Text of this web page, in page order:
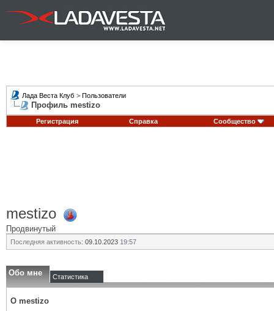
Лада Веста Клуб > Пользователи
Профиль mestizo
Регистрация Справка Сообщество
mestizo
Продвинутый
Последняя активность: 09.10.2023 19:57
Обо мне Статистика
О mestizo